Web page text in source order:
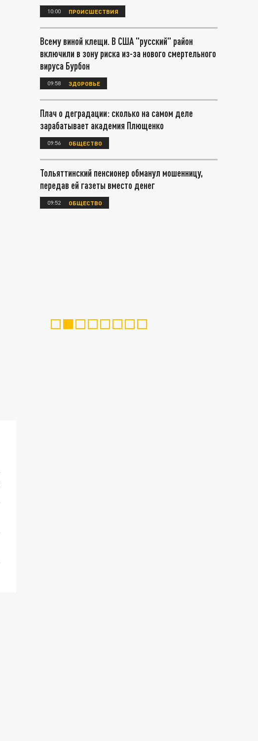
10:00 ПРОИСШЕСТВИЯ
Всему виной клещи. В США "русский" район
включили в зону риска из-за нового смертельного
вируса Бурбон
09:58 ЗДОРОВЬЕ
Плач о деградации: сколько на самом деле
зарабатывает академия Плющенко
09:56 ОБЩЕСТВО
Тольяттинский пенсионер обманул мошенницу,
передав ей газеты вместо денег
09:52 ОБЩЕСТВО